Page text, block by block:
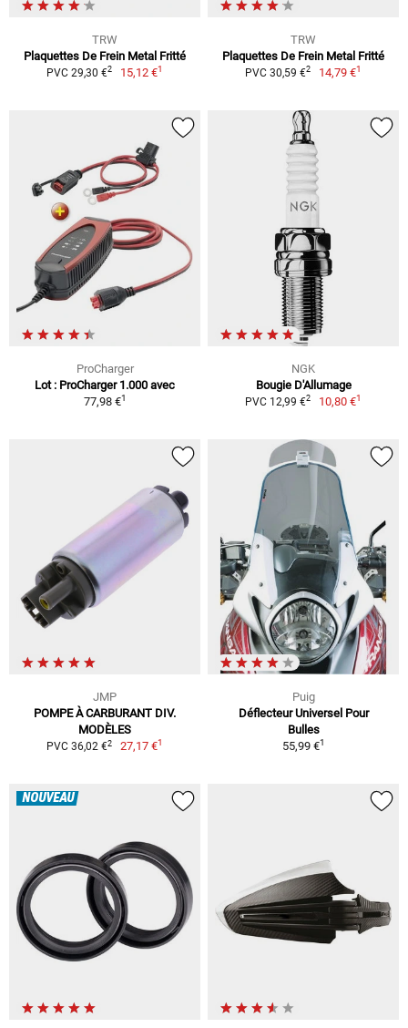
TRW
Plaquettes De Frein Metal Fritté
PVC 29,30 €2 15,12 €1
TRW
Plaquettes De Frein Metal Fritté
PVC 30,59 €2 14,79 €1
ProCharger
Lot : ProCharger 1.000 avec
77,98 €1
NGK
Bougie D'Allumage
PVC 12,99 €2 10,80 €1
JMP
POMPE À CARBURANT DIV.
MODÈLES
PVC 36,02 €2 27,17 €1
Puig
Déflecteur Universel Pour
Bulles
55,99 €1
NOUVEAU